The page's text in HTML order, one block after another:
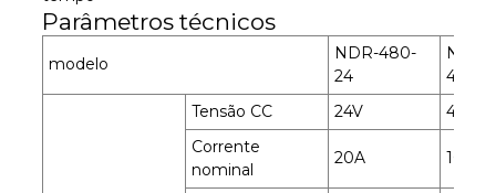
Parâmetros técnicos
modelo
NDR-480-
24
NDR-
48
Tensão CC 24V
48V
Corrente
nominal
20A 10A